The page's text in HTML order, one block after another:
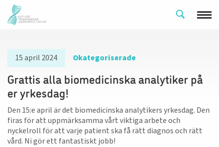
15 april 2024 Okategoriserade
Grattis alla biomedicinska analytiker på
er yrkesdag!
Den 15:e april är det biomedicinska analytikers yrkesdag. Den
firas för att uppmärksamma vårt viktiga arbete och
nyckelroll för att varje patient ska få rätt diagnos och rätt
vård. Ni gör ett fantastiskt jobb!